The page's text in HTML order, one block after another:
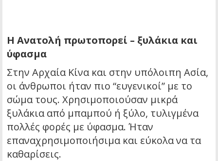
Η Ανατολή πρωτοπορεί – ξυλάκια και
ύφασμα
Στην Αρχαία Κίνα και στην υπόλοιπη Ασία,
οι άνθρωποι ήταν πιο “ευγενικοί” με το
σώμα τους. Χρησιμοποιούσαν μικρά
ξυλάκια από μπαμπού ή ξύλο, τυλιγμένα
πολλές φορές με ύφασμα. Ήταν
επαναχρησιμοποιήσιμα και εύκολα να τα
καθαρίσεις.